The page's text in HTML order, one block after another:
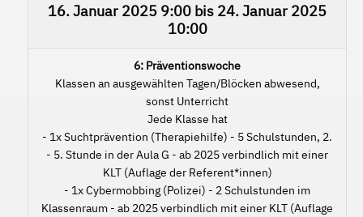
16. Januar 2025 9:00 bis 24. Januar 2025
10:00
6: Präventionswoche
Klassen an ausgewählten Tagen/Blöcken abwesend,
sonst Unterricht
Jede Klasse hat
- 1x Suchtprävention (Therapiehilfe) - 5 Schulstunden, 2.
- 5. Stunde in der Aula G - ab 2025 verbindlich mit einer
KLT (Auflage der Referent*innen)
- 1x Cybermobbing (Polizei) - 2 Schulstunden im
Klassenraum - ab 2025 verbindlich mit einer KLT (Auflage